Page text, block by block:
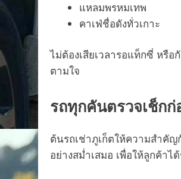
แหลมพรหมเทพ
คาเฟ่ชื่อดังทั่วเกาะ
ไม่ต้องเสียเวลารอแท็กซี่ หรือ
ตามใจ
รถทุกคันตรวจเช็ก
ต้นรถเช่าภูเก็ตให้ความสำคั
อย่างสม่ำเสมอ เพื่อให้ลูกค้า